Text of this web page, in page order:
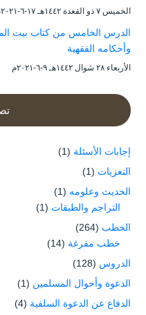
الخميس ۷ ذو القعدة ۱٤٤۲هـ ۱۷-٦-۲۰۲۱م
الدرس الخامس من كتاب بيت
وأحكامه الفقهية
الأربعاء ۲۸ شوال ۱٤٤۲هـ ۹-٦-۲۰۲۱م
إجابات الأسئلة (1)
التعزيات (1)
الحديث وعلومه (1)
التراجم والطبقات (1)
الخطب (264)
خطب مفرغة (14)
الدروس (128)
الدعوة وأحوال المسلمين (1)
الدفاع عن الدعوة السلفية (4)